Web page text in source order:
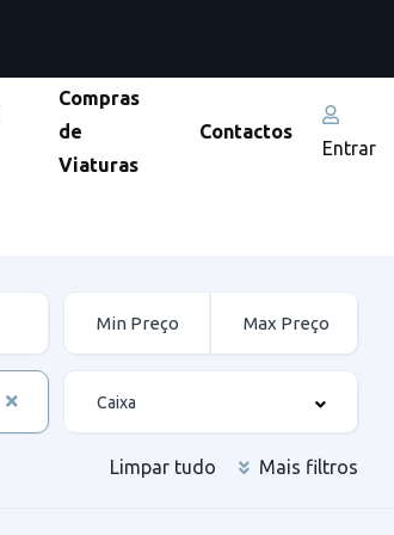
Compras
de
Viaturas
Contactos
Entrar
Limpar tudo Mais filtros